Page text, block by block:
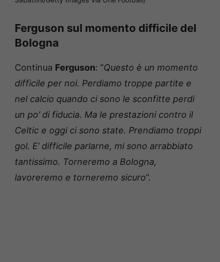
Ferguson sul momento difficile del
Bologna
Continua Ferguson: “Questo è un momento
difficile per noi. Perdiamo troppe partite e
nel calcio quando ci sono le sconfitte perdi
un po’ di fiducia. Ma le prestazioni contro il
Celtic e oggi ci sono state. Prendiamo troppi
gol. E’ difficile parlarne, mi sono arrabbiato
tantissimo. Torneremo a Bologna,
lavoreremo e torneremo sicuro“.